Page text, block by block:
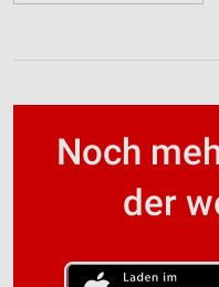
Noch
der